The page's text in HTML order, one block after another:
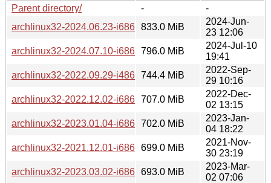
Parent directory/
-
-
archlinux32-2024.06.23-i686.iso833.0 MiB
2024-Jun-
23 12:06
archlinux32-2024.07.10-i686.iso796.0 MiB
2024-Jul-10
19:41
archlinux32-2022.09.29-i486.iso744.4 MiB
2022-Sep-
29 10:16
archlinux32-2022.12.02-i686.iso707.0 MiB
2022-Dec-
02 13:15
archlinux32-2023.01.04-i686.iso702.0 MiB
2023-Jan-
04 18:22
archlinux32-2021.12.01-i686.iso699.0 MiB
2021-Nov-
30 23:19
archlinux32-2023.03.02-i686.iso693.0 MiB
2023-Mar-
02 07:06